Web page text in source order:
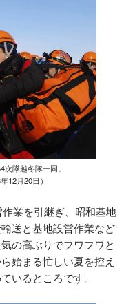
隊越冬隊一同。
12月20日）
業を引継ぎ、昭和基地
送と基地設営作業など
の高ぶりでフワフワと
始まる忙しい夏を控え
いるところです。